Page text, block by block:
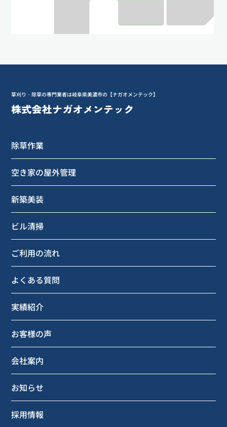
草刈り・除草の専門業者は岐阜県美濃市の【ナガオメンテック】
除草作業
空き家の屋外管理
新築美装
ビル清掃
ご利用の流れ
よくある質問
実績紹介
お客様の声
会社案内
お知らせ
採用情報